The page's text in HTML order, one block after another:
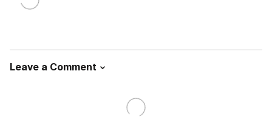
Leave a Comment